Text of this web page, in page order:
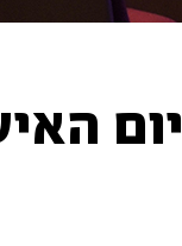
יום